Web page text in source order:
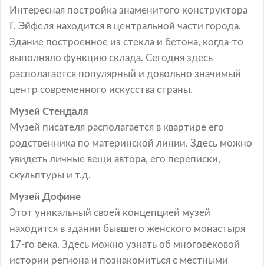
Интересная постройка знаменитого конструктора
Г. Эйфеля находится в центральной части города.
Здание построенное из стекла и бетона, когда-то
выполняло функцию склада. Сегодня здесь
располагается популярный и довольно значимый
центр современного искусства страны.
Музей Стендаля
Музей писателя располагается в квартире его
родственника по материнской линии. Здесь можно
увидеть личные вещи автора, его переписки,
скульптуры и т.д.
Музей Дофине
Этот уникальный своей концепцией музей
находится в здании бывшего женского монастыря
17-го века. Здесь можно узнать об многовековой
истории региона и познакомиться с местными